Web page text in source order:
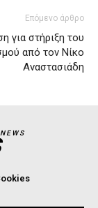
Επόμενο άρθρο
για στήριξη του
από τον Νίκο
Αναστασιάδη
NEWS